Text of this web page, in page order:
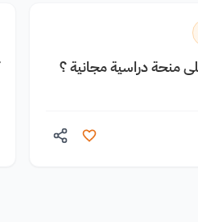
منحة دراسية مجانية ؟